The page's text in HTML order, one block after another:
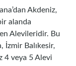
Akdeniz,
alanda
Alevileridir. Bu
İzmir Balıkesir,
4 veya 5 Alevi